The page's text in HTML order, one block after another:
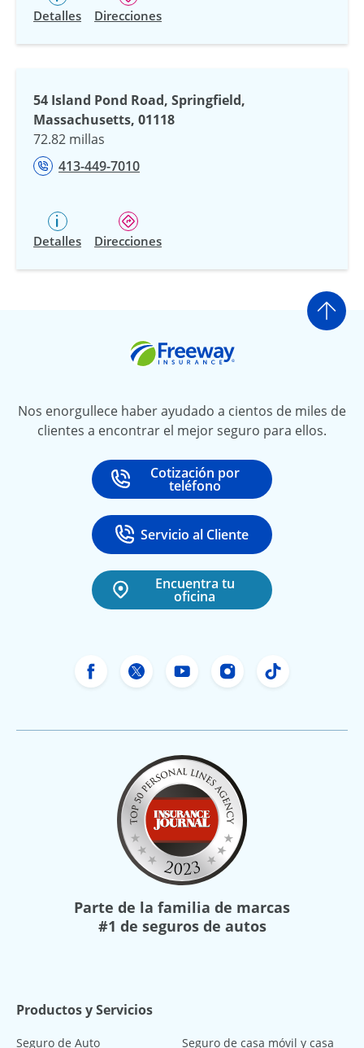
Detalles Direcciones
54 Island Pond Road, Springfield,
Massachusetts, 01118
72.82 millas
413-449-7010
Detalles Direcciones
Ir
Nos enorgullece haber ayudado a cientos de miles de
clientes a encontrar el mejor seguro para ellos.
Call
Cotización por
teléfono
at
Call
Servicio al Cliente
at 888-531-6720
Encuentra tu
oficina
Facebook de Freeway Insurance
Twitter de Freeway Insurance
YouTube de Freeway
Instagram
TikTok
Parte de la familia de marcas
#1 de seguros de autos
Productos y Servicios
Seguro de Auto
Seguro de casa móvil y casa